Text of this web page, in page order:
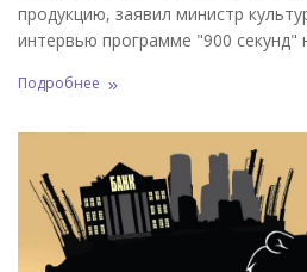
продукцию, заявил министр
интервью программе "900 секунд"
Подробнее